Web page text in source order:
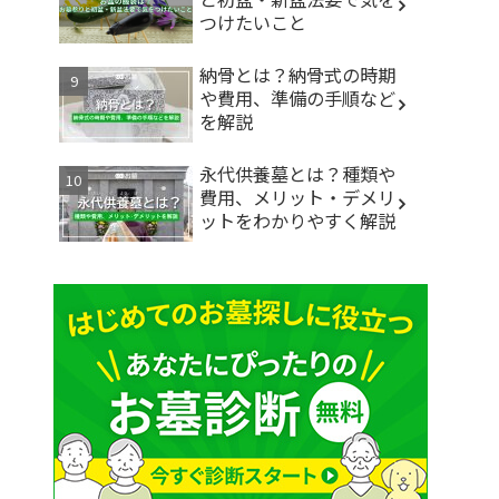
つけたいこと
納骨とは？納骨式の時期
や費用、準備の手順など
を解説
永代供養墓とは？種類や
費用、メリット・デメリ
ットをわかりやすく解説